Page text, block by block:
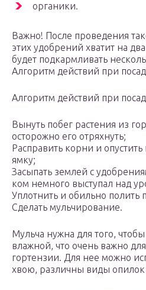
органики.
Важно! После проведения
этих удобрений хватит на
будет подкармливать
Алгоритм действий при
Алгоритм действий при
Вынуть побег растения из
осторожно его отряхнуть;
Расправить корни и
ямку;
Засыпать землей с
ком немного выступал над
Уплотнить и обильно полить
Сделать мульчирование.
Мульча нужна для того,
влажной, что очень важно
гортензии. Для нее можно
хвою, различны виды